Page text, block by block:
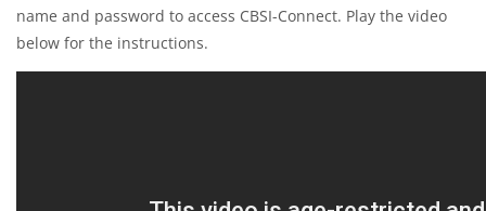
name and password to access CBSI-Connect. Play the video
below for the instructions.